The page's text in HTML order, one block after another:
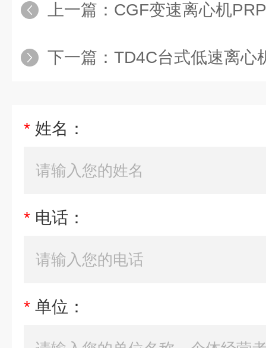
上一篇： CGF变速离心机
下一篇： TD4C台式低速离心
* 姓名：
* 电话：
* 单位：